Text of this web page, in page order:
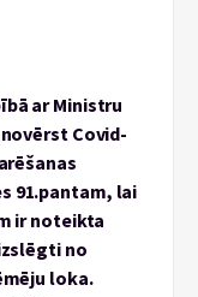
ar Ministru
Covid-
91.pantam, lai
ir noteikta
no
loka.